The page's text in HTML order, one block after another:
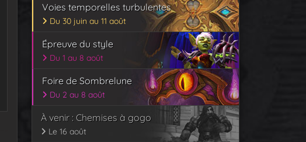
Voies temporelles turbulentes
Du 30 juin au 11 août
Épreuve du style
Du 1 au 8 août
Foire de Sombrelune
Du 2 au 8 août
À venir : Chemises à gogo
Le 16 août